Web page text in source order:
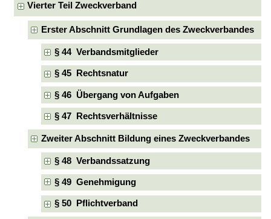
Vierter Teil Zweckverband
Erster Abschnitt Grundlagen des Zweckverbandes
§ 44 Verbandsmitglieder
§ 45 Rechtsnatur
§ 46 Übergang von Aufgaben
§ 47 Rechtsverhältnisse
Zweiter Abschnitt Bildung eines Zweckverbandes
§ 48 Verbandssatzung
§ 49 Genehmigung
§ 50 Pflichtverband